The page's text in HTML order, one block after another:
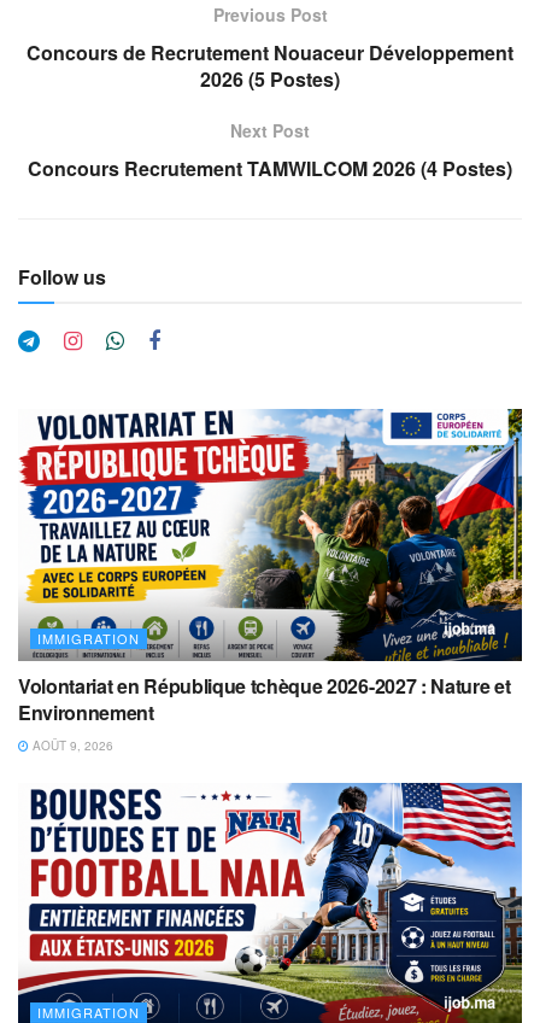
Previous Post
Concours de Recrutement Nouaceur Développement
2026 (5 Postes)
Next Post
Concours Recrutement TAMWILCOM 2026 (4 Postes)
Follow us
IMMIGRATION
Volontariat en République tchèque 2026-2027 : Nature et
Environnement
AOÛT 9, 2026
IMMIGRATION